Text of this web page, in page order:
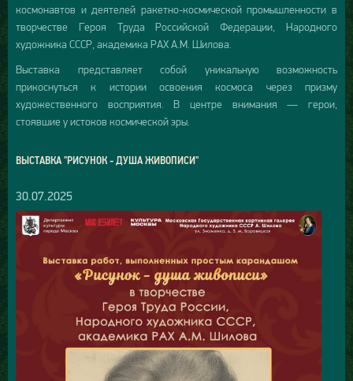
космонавтов и деятелей ракетно-космической промышленности в
творчестве Героя Труда Российской Федерации, Народного
художника СССР, академика РАХ А.М. Шилова.
Выставка представляет собой уникальную возможность
прикоснуться к истории освоения космоса через призму
художественного восприятия. В центре внимания — герои,
стоявшие у истоков космической эры.
ВЫСТАВКА "РИСУНОК - ДУША ЖИВОПИСИ"
30.07.2025